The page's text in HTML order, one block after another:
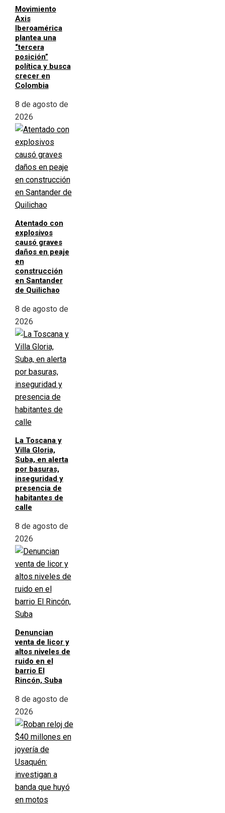
Movimiento
Axis
Iberoamérica
plantea una
“tercera
posición”
política y busca
crecer en
Colombia
8 de agosto de
2026
Atentado con
explosivos
causó graves
daños en peaje
en
construcción
en Santander
de Quilichao
8 de agosto de
2026
La Toscana y
Villa Gloria,
Suba, en alerta
por basuras,
inseguridad y
presencia de
habitantes de
calle
8 de agosto de
2026
Denuncian
venta de licor y
altos niveles de
ruido en el
barrio El
Rincón, Suba
8 de agosto de
2026